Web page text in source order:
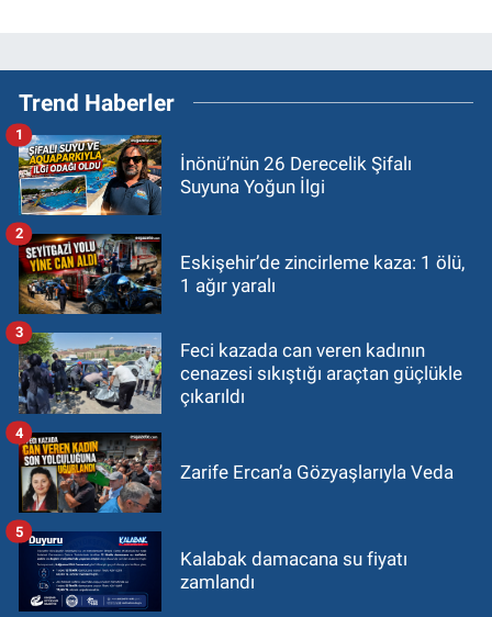
Trend Haberler
İnönü’nün 26 Derecelik Şifalı
Suyuna Yoğun İlgi
1
Eskişehir’de zincirleme kaza: 1 ölü,
1 ağır yaralı
2
Feci kazada can veren kadının
cenazesi sıkıştığı araçtan güçlükle
çıkarıldı
3
Zarife Ercan’a Gözyaşlarıyla Veda
4
Kalabak damacana su fiyatı
zamlandı
5